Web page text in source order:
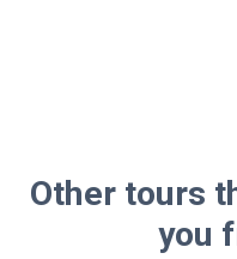
Other tours
you